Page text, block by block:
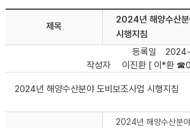
제목
2024년 해양수산분
시행지침
등록일
작성자
이진환 [ 이*환
2024년 해양수산분야 도비보조사업 시행지침
2024년 해양수산분